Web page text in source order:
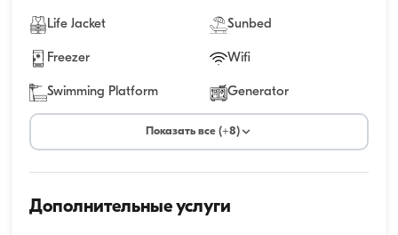
Life Jacket Sunbed
Freezer Wifi
Swimming Platform Generator
Показать все (+8)
Дополнительные услуги